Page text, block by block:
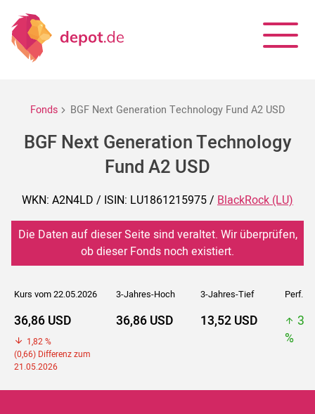
Fonds BGF Next Generation Technology Fund A2 USD
BGF Next Generation Technology
Fund A2 USD
WKN: A2N4LD / ISIN: LU1861215975 / BlackRock (LU)
Die Daten auf dieser Seite sind veraltet. Wir überprüfen,
ob dieser Fonds noch existiert.
Kurs vom 22.05.2026 3-Jahres-Hoch 3-Jahres-Tief Perf. 5J
36,86 USD
1,82 %
(0,66) Differenz zum
21.05.2026
36,86 USD 13,52 USD
%